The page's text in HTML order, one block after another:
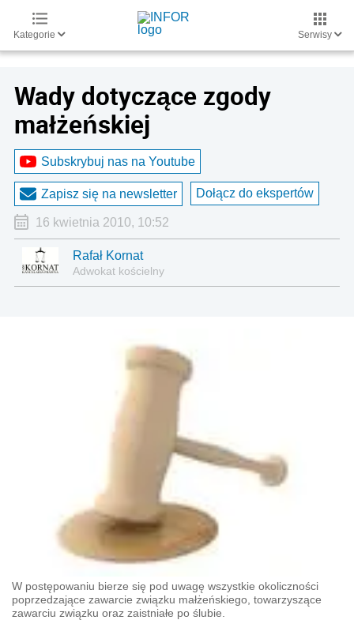
Kategorie Serwisy
Wady dotyczące zgody
małżeńskiej
Subskrybuj nas na Youtube
Zapisz się na newsletter Dołącz do ekspertów
16 kwietnia 2010, 10:52
Rafał Kornat
Adwokat kościelny
W postępowaniu bierze się pod uwagę wszystkie okoliczności
poprzedzające zawarcie związku małżeńskiego, towarzyszące
zawarciu związku oraz zaistniałe po ślubie.